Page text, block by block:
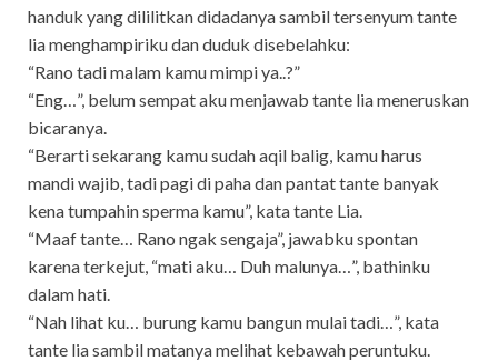
handuk yang dililitkan didadanya sambil tersenyum tante
lia menghampiriku dan duduk disebelahku:
“Rano tadi malam kamu mimpi ya..?”
“Eng…”, belum sempat aku menjawab tante lia meneruskan
bicaranya.
“Berarti sekarang kamu sudah aqil balig, kamu harus
mandi wajib, tadi pagi di paha dan pantat tante banyak
kena tumpahin sperma kamu”, kata tante Lia.
“Maaf tante… Rano ngak sengaja”, jawabku spontan
karena terkejut, “mati aku… Duh malunya…”, bathinku
dalam hati.
“Nah lihat ku… burung kamu bangun mulai tadi…”, kata
tante lia sambil matanya melihat kebawah peruntuku.